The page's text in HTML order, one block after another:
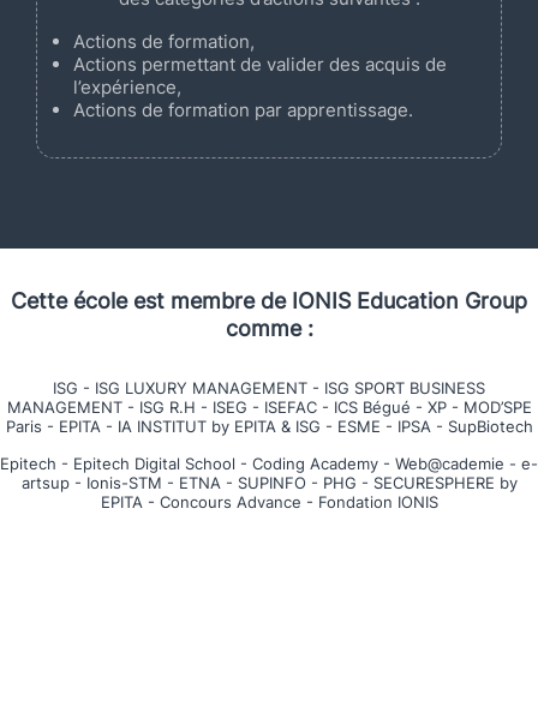
Actions de formation,
Actions permettant de valider des acquis de
l’expérience,
Actions de formation par apprentissage.
Cette école est membre de IONIS Education Group
comme :
ISG - ISG LUXURY MANAGEMENT - ISG SPORT BUSINESS
MANAGEMENT- ISG R.H - ISEG - ISEFAC- ICS Bégué - XP- MOD’SPE
Paris - EPITA - IA INSTITUT by EPITA & ISG - ESME - IPSA - SupBiotech
Epitech - Epitech Digital School - Coding Academy - Web@cademie - e-
artsup- Ionis-STM - ETNA - SUPINFO - PHG - SECURESPHERE by
EPITA - Concours Advance - Fondation IONIS